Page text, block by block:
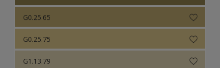
G0.25.65
G0.25.75
G1.13.79